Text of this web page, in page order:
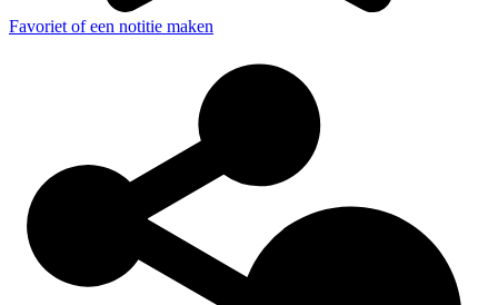
Favoriet of een notitie maken